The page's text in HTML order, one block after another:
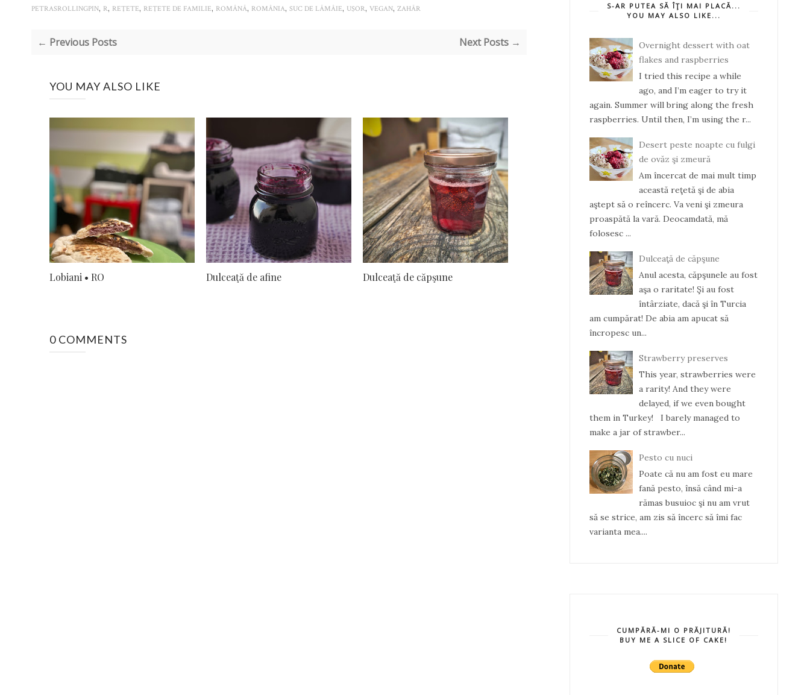
PETRASROLLINGPIN, R, REŢETE, REŢETE DE FAMILIE, ROMÂNĂ, ROMÂNIA, SUC DE LĂMÂIE, UŞOR, VEGAN, ZAHĂR
← Previous Posts Next Posts →
YOU MAY ALSO LIKE
Lobiani • RO Dulceaţă de afine Dulceaţă de căpşune
0 COMMENTS
S-AR PUTEA SĂ ÎŢI MAI PLACĂ...
YOU MAY ALSO LIKE...
Overnight dessert with oat
flakes and raspberries
I tried this recipe a while
ago, and I’m eager to try it
again. Summer will bring along the fresh
raspberries. Until then, I’m using the r...
Desert peste noapte cu fulgi
de ovăz şi zmeură
Am încercat de mai mult timp
această reţetă şi de abia
aştept să o reîncerc. Va veni şi zmeura
proaspătă la vară. Deocamdată, mă
folosesc ...
Dulceaţă de căpşune
Anul acesta, căpşunele au fost
aşa o raritate! Şi au fost
întârziate, dacă şi în Turcia
am cumpărat! De abia am apucat să
încropesc un...
Strawberry preserves
This year, strawberries were
a rarity! And they were
delayed, if we even bought
them in Turkey! I barely managed to
make a jar of strawber...
Pesto cu nuci
Poate că nu am fost eu mare
fană pesto, însă când mi-a
rămas busuioc şi nu am vrut
să se strice, am zis să încerc să îmi fac
varianta mea....
CUMPĂRĂ-MI O PRĂJITURĂ!
BUY ME A SLICE OF CAKE!